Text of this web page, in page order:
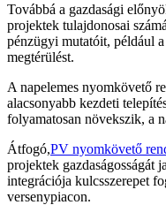
Továbbá a gazdasági
projektek tulajdonosai
pénzügyi mutatóit, például
megtérülést.
A napelemes nyomkövető
alacsonyabb kezdeti
folyamatosan növekszik, a
Átfogó,PV nyomkövető
projektek gazdaságosságát
integrációja kulcsszerepet
versenypiacon.